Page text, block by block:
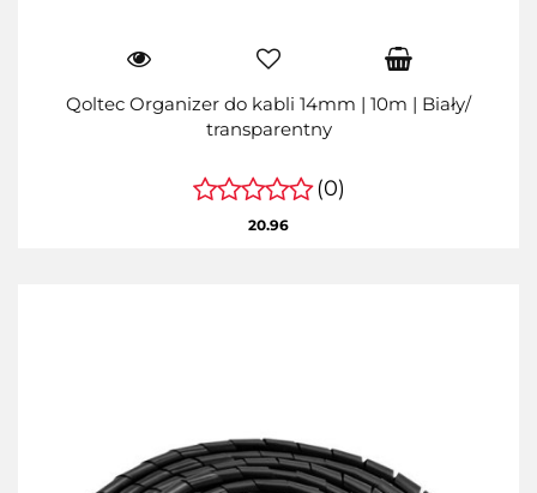
Qoltec Organizer do kabli 14mm | 10m | Biały/
transparentny
(0)
20.96